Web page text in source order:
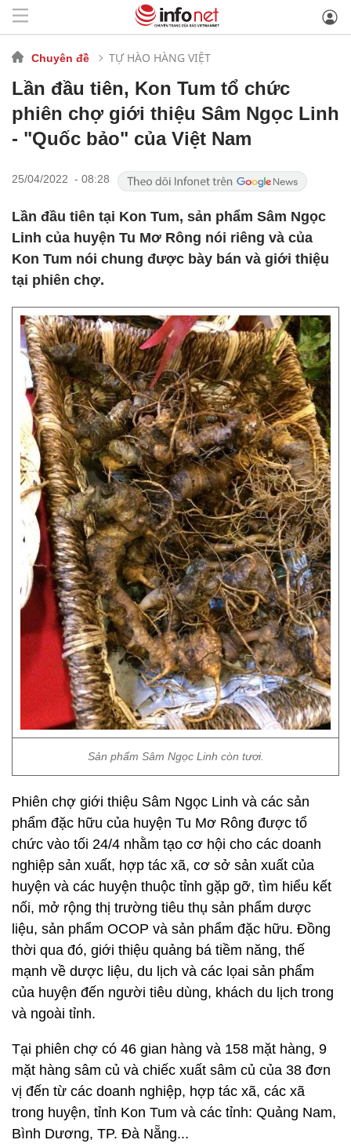
Chuyên đề TỰ HÀO HÀNG VIỆT
Lần đầu tiên, Kon Tum tổ chức
phiên chợ giới thiệu Sâm Ngọc Linh
- "Quốc bảo" của Việt Nam
25/04/2022 - 08:28
Lần đầu tiên tại Kon Tum, sản phẩm Sâm Ngọc
Linh của huyện Tu Mơ Rông nói riêng và của
Kon Tum nói chung được bày bán và giới thiệu
tại phiên chợ.
Sản phẩm Sâm Ngọc Linh còn tươi.
Phiên chợ giới thiệu Sâm Ngọc Linh và các sản
phẩm đặc hữu của huyện Tu Mơ Rông được tổ
chức vào tối 24/4 nhằm tạo cơ hội cho các doanh
nghiệp sản xuất, hợp tác xã, cơ sở sản xuất của
huyện và các huyện thuộc tỉnh gặp gỡ, tìm hiểu kết
nối, mở rộng thị trường tiêu thụ sản phẩm dược
liệu, sản phẩm OCOP và sản phẩm đặc hữu. Đồng
thời qua đó, giới thiệu quảng bá tiềm năng, thế
mạnh về dược liệu, du lịch và các lọai sản phẩm
của huyện đến người tiêu dùng, khách du lịch trong
và ngoài tỉnh.
Tại phiên chợ có 46 gian hàng và 158 mặt hàng, 9
mặt hàng sâm củ và chiếc xuất sâm củ của 38 đơn
vị đến từ các doanh nghiệp, hợp tác xã, các xã
trong huyện, tỉnh Kon Tum và các tỉnh: Quảng Nam,
Bình Dương, TP. Đà Nẵng...